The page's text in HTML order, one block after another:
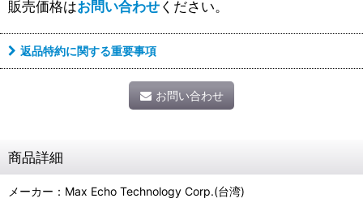
販売価格はお問い合わせください。
返品特約に関する重要事項
お問い合わせ
商品詳細
メーカー：Max Echo Technology Corp.(台湾)